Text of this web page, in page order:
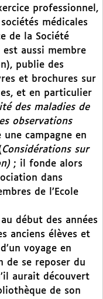
professionnel,
médicales
de la Société
aussi membre
publie des
et brochures sur
et en particulier
des maladies de
observations
campagne en
Considérations sur
; il fonde alors
dans
de l’Ecole
début des années
anciens élèves et
voyage en
de se reposer du
aurait découvert
de son